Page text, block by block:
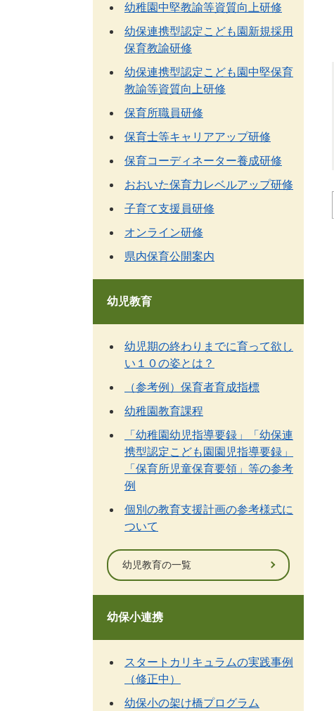
幼稚園中堅教諭等資質向上研修
幼保連携型認定こども園新規採用
保育教諭研修
幼保連携型認定こども園中堅保育
教諭等資質向上研修
保育所職員研修
保育士等キャリアアップ研修
保育コーディネーター養成研修
おおいた保育力レベルアップ研修
子育て支援員研修
オンライン研修
県内保育公開案内
幼児教育
幼児期の終わりまでに育って欲し
い１０の姿とは？
（参考例）保育者育成指標
幼稚園教育課程
「幼稚園幼児指導要録」「幼保連
携型認定こども園園児指導要録」
「保育所児童保育要領」等の参考
例
個別の教育支援計画の参考様式に
ついて
幼児教育の一覧
幼保小連携
スタートカリキュラムの実践事例
（修正中）
幼保小の架け橋プログラム